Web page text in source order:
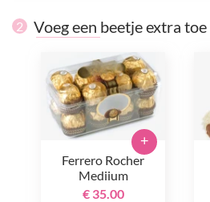
2 Voeg een beetje extra toe
Ferrero Rocher
Mediium
€ 35.00
+